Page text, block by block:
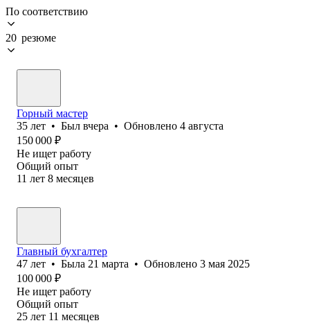
По соответствию
20 резюме
Горный мастер
35 лет • Был вчера • Обновлено 4 августа
150 000 ₽
Не ищет работу
Общий опыт
11 лет 8 месяцев
Главный бухгалтер
47 лет • Была 21 марта • Обновлено 3 мая 2025
100 000 ₽
Не ищет работу
Общий опыт
25 лет 11 месяцев